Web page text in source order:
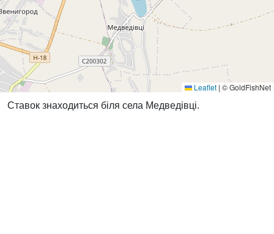
Leaflet | © GoldFishNet
Ставок знаходиться біля села Медведівці.